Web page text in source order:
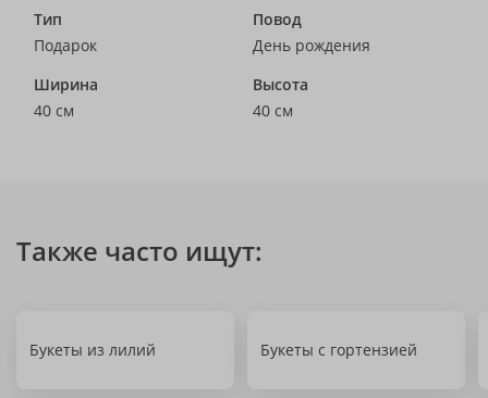
Тип
Подарок
Повод
День рождения
Ширина
40 см
Высота
40 см
Также часто ищут:
Букеты из лилий Букеты с гортензией